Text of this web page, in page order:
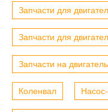
Запчасти для
Запчасти для
Запчасти на
Коленвал